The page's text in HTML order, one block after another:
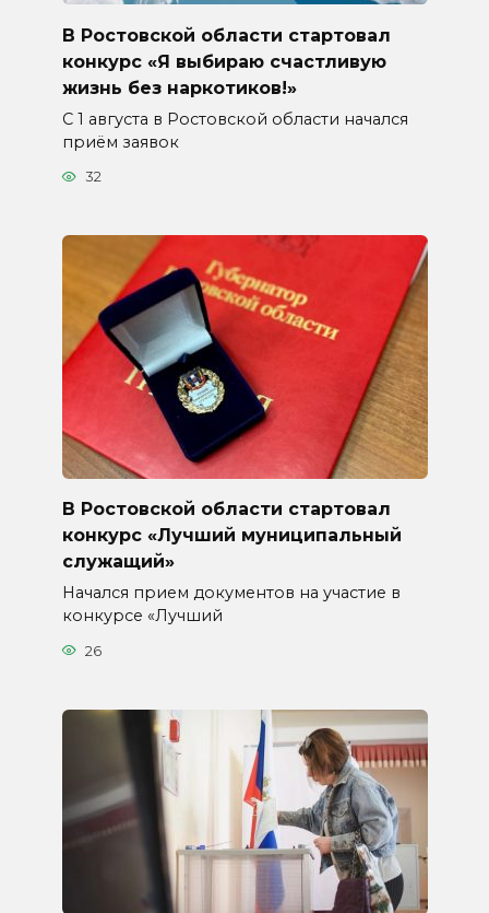
В Ростовской области стартовал
конкурс «Я выбираю счастливую
жизнь без наркотиков!»
С 1 августа в Ростовской области начался
приём заявок
32
В Ростовской области стартовал
конкурс «Лучший муниципальный
служащий»
Начался прием документов на участие в
конкурсе «Лучший
26